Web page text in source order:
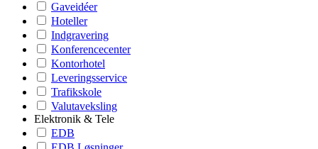
Gaveidéer
Hoteller
Indgravering
Konferencecenter
Kontorhotel
Leveringsservice
Trafikskole
Valutaveksling
Elektronik & Tele
EDB